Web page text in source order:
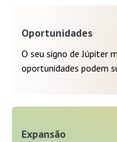
Oportunidades
O seu signo de Júpiter
oportunidades podem
Expansão